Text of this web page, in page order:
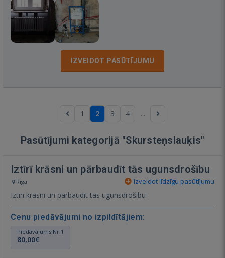
IZVEIDOT PASŪTĪJUMU
1 2 3 4 ...
Pasūtījumi kategorijā "Skursteņslauķis"
Iztīrī krāsni un pārbaudīt tās ugunsdrošību
Rīga Izveidot līdzīgu pasūtījumu
Iztīrī krāsni un pārbaudīt tās ugunsdrošību
Cenu piedāvājumi no izpildītājiem:
Piedāvājums Nr.1
80,00€